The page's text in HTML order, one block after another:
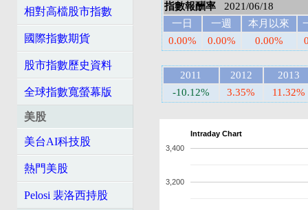
相對高檔股市指數
國際指數期貨
股市指數歷史資料
全球指數寬螢幕版
美股
美台AI科技股
熱門美股
Pelosi 裴洛西持股
指數報酬率2021/06/18
一日
一週 本月以來
0.00%
0.00% 0.00%
2011 2012
2013
-10.12%
3.35% 11.32%
Intraday Chart
3,200
3,400